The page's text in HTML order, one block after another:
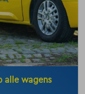
alle wagens